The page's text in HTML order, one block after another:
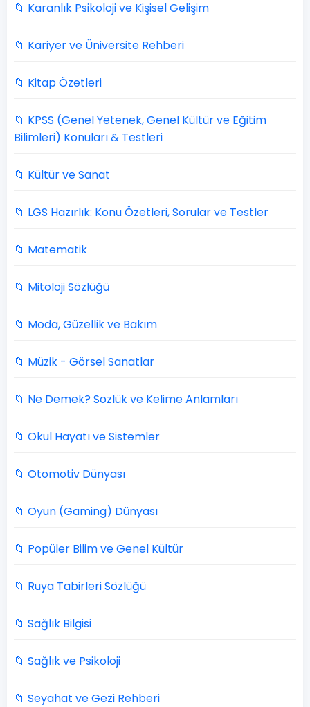
📁 Karanlık Psikoloji ve Kişisel Gelişim
📁 Kariyer ve Üniversite Rehberi
📁 Kitap Özetleri
📁 KPSS (Genel Yetenek, Genel Kültür ve Eğitim
Bilimleri) Konuları & Testleri
📁 Kültür ve Sanat
📁 LGS Hazırlık: Konu Özetleri, Sorular ve Testler
📁 Matematik
📁 Mitoloji Sözlüğü
📁 Moda, Güzellik ve Bakım
📁 Müzik - Görsel Sanatlar
📁 Ne Demek? Sözlük ve Kelime Anlamları
📁 Okul Hayatı ve Sistemler
📁 Otomotiv Dünyası
📁 Oyun (Gaming) Dünyası
📁 Popüler Bilim ve Genel Kültür
📁 Rüya Tabirleri Sözlüğü
📁 Sağlık Bilgisi
📁 Sağlık ve Psikoloji
📁 Seyahat ve Gezi Rehberi